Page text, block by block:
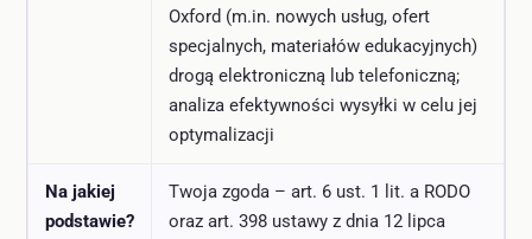
Oxford (m.in. nowych usług, ofert
specjalnych, materiałów edukacyjnych)
drogą elektroniczną lub telefoniczną;
analiza efektywności wysyłki w celu jej
optymalizacji
Na jakiej
podstawie?
Twoja zgoda – art. 6 ust. 1 lit. a RODO
oraz art. 398 ustawy z dnia 12 lipca